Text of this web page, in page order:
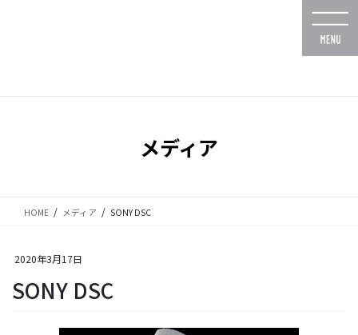
メディア
HOME メディア SONY DSC
2020年3月17日
SONY DSC